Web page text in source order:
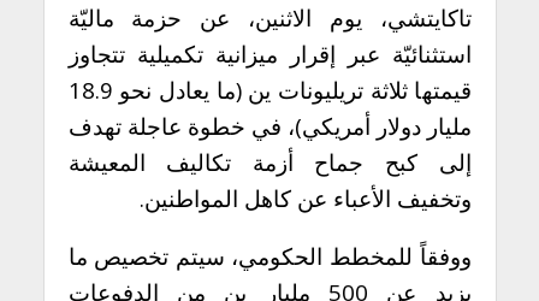
تاكايتشي، يوم الاثنين، عن حزمة ماليّة
استثنائيّة عبر إقرار ميزانية تكميلية تتجاوز
قيمتها ثلاثة تريليونات ين (ما يعادل نحو 18.9
مليار دولار أمريكي)، في خطوة عاجلة تهدف
إلى كبح جماح أزمة تكاليف المعيشة
وتخفيف الأعباء عن كاهل المواطنين.
ووفقاً للمخطط الحكومي، سيتم تخصيص ما
يزيد عن 500 مليار ين من الدفوعات